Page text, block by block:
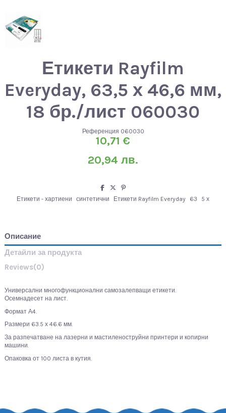
Етикети Rayfilm
Everyday, 63,5 х 46,6 мм,
18 бр./лист 060030
Референция 060030
10,71 €
20,94 лв.
Етикети - хартиени синтетични Етикети Rayfilm Everyday 63 5 х
Описание
Детайли за продукта
Reviews(0)
Универсални многофункционални самозалепващи етикети.
Осемнадесет на лист.
Формат А4.
Размери 63.5 х 46.6 мм.
За разпечатване на лазерни и мастиленоструйни принтери и копирни
машини.
Опаковка от 100 листа в кутия.